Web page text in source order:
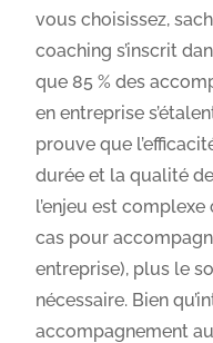
vous choisissez,
coaching s’inscrit
que 85 % des
en entreprise
prouve que
durée et la qualité
l’enjeu est
cas pour
entreprise), plus le
nécessaire. Bien
accompagnement